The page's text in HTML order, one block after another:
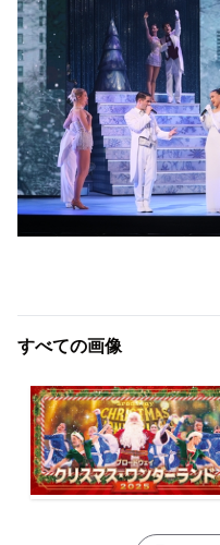
すべての画像